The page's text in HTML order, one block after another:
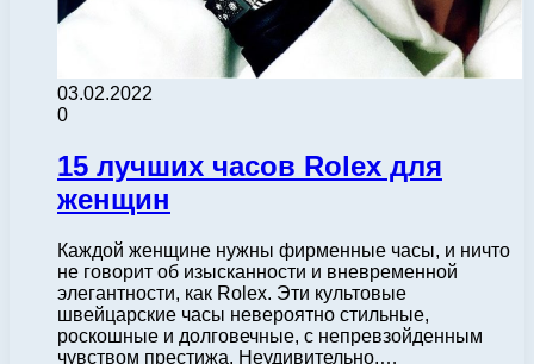
03.02.2022
0
15 лучших часов Rolex для
женщин
Каждой женщине нужны фирменные часы, и ничто
не говорит об изысканности и вневременной
элегантности, как Rolex. Эти культовые
швейцарские часы невероятно стильные,
роскошные и долговечные, с непревзойденным
чувством престижа. Неудивительно,…